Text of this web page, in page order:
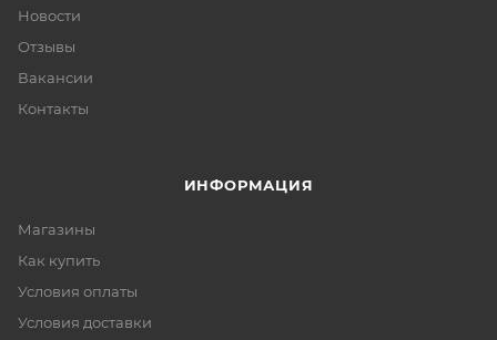
Новости
Отзывы
Вакансии
Контакты
ИНФОРМАЦИЯ
Магазины
Как купить
Условия оплаты
Условия доставки